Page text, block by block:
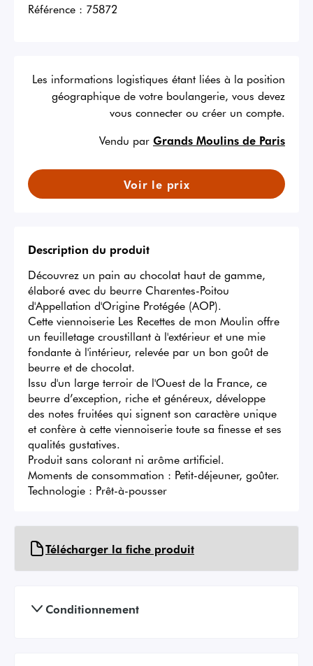
Référence : 75872
Les informations logistiques étant liées à la position
géographique de votre boulangerie, vous devez
vous connecter ou créer un compte.
Vendu par Grands Moulins de Paris
Voir le prix
Description du produit
Découvrez un pain au chocolat haut de gamme,
élaboré avec du beurre Charentes-Poitou
d'Appellation d'Origine Protégée (AOP).
Cette viennoiserie Les Recettes de mon Moulin offre
un feuilletage croustillant à l'extérieur et une mie
fondante à l'intérieur, relevée par un bon goût de
beurre et de chocolat.
Issu d'un large terroir de l'Ouest de la France, ce
beurre d’exception, riche et généreux, développe
des notes fruitées qui signent son caractère unique
et confère à cette viennoiserie toute sa finesse et ses
qualités gustatives.
Produit sans colorant ni arôme artificiel.
Moments de consommation : Petit-déjeuner, goûter.
Technologie : Prêt-à-pousser
Télécharger la fiche produit
Conditionnement